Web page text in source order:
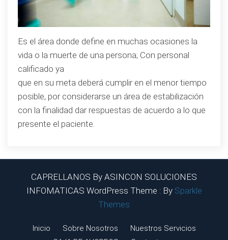
Es el área donde define en muchas ocasiones la
vida o la muerte de una persona; Con personal
calificado ya
que en su meta deberá cumplir en el menor tiempo
posible, por considerarse un área de estabilización
con la finalidad dar respuestas de acuerdo a lo que
presente el paciente.
CAPRELLANOS By ASINCON SOLUCIONES
INFOMATICAS WordPress Theme : By Sparkle
Themes
Inicio Sobre Nosotros
Nuestros Servicios